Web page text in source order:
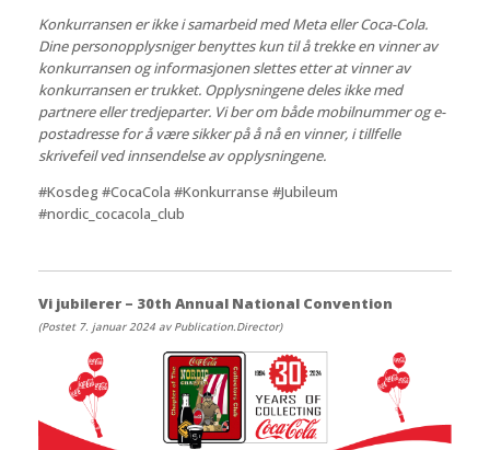
Konkurransen er ikke i samarbeid med Meta eller Coca-Cola.
Dine personopplysniger benyttes kun til å trekke en vinner av
konkurransen og informasjonen slettes etter at vinner av
konkurransen er trukket. Opplysningene deles ikke med
partnere eller tredjeparter. Vi ber om både mobilnummer og e-
postadresse for å være sikker på å nå en vinner, i tillfelle
skrivefeil ved innsendelse av opplysningene.
#Kosdeg #CocaCola #Konkurranse #Jubileum
#nordic_cocacola_club
Vi jubilerer – 30th Annual National Convention
(Postet 7. januar 2024 av Publication.Director)